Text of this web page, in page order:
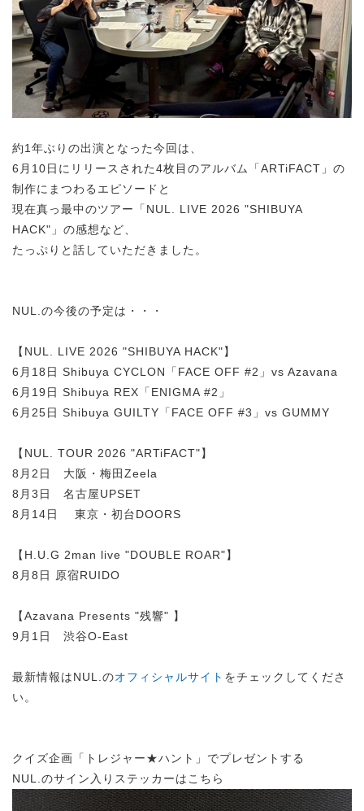
約1年ぶりの出演となった今回は、
6月10日にリリースされた4枚目のアルバム「ARTiFACT」の
制作にまつわるエピソードと
現在真っ最中のツアー「NUL. LIVE 2026 "SHIBUYA
HACK"」の感想など、
たっぷりと話していただきました。
NUL.の今後の予定は・・・
【NUL. LIVE 2026 "SHIBUYA HACK"】
6月18日 Shibuya CYCLON「FACE OFF #2」vs Azavana
6月19日 Shibuya REX「ENIGMA #2」
6月25日 Shibuya GUILTY「FACE OFF #3」vs GUMMY
【NUL. TOUR 2026 "ARTiFACT"】
8月2日 大阪・梅田Zeela
8月3日 名古屋UPSET
8月14日 東京・初台DOORS
【H.U.G 2man live "DOUBLE ROAR"】
8月8日 原宿RUIDO
【Azavana Presents "残響" 】
9月1日 渋谷O-East
最新情報はNUL.のオフィシャルサイト をチェックしてくださ
い。
クイズ企画「トレジャー★ハント」でプレゼントする
NUL.のサイン入りステッカーはこちら